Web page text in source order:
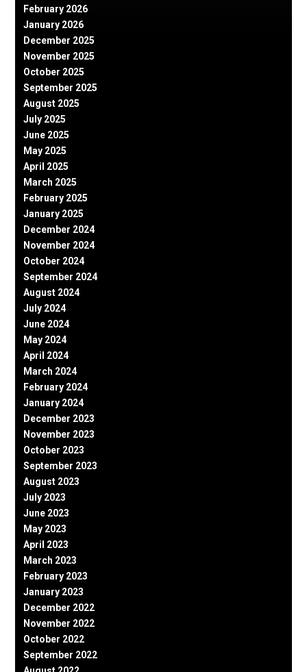
February 2026
January 2026
December 2025
November 2025
October 2025
September 2025
August 2025
July 2025
June 2025
May 2025
April 2025
March 2025
February 2025
January 2025
December 2024
November 2024
October 2024
September 2024
August 2024
July 2024
June 2024
May 2024
April 2024
March 2024
February 2024
January 2024
December 2023
November 2023
October 2023
September 2023
August 2023
July 2023
June 2023
May 2023
April 2023
March 2023
February 2023
January 2023
December 2022
November 2022
October 2022
September 2022